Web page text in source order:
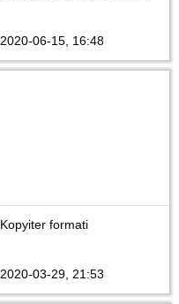
2020-06-15, 16:48
Kopyiter formati
2020-03-29, 21:53